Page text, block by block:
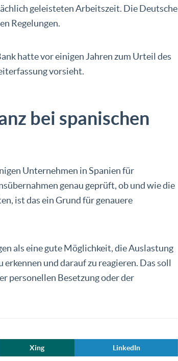
geleisteten Arbeitszeit. Die Deutsche
Regelungen.
hatte vor einigen Jahren zum Urteil des
vorsieht.
bei spanischen
Unternehmen in Spanien für
genau geprüft, ob und wie die
ist das ein Grund für genauere
als eine gute Möglichkeit, die Auslastung
und darauf zu reagieren. Das soll
personellen Besetzung oder der
Xing LinkedIn